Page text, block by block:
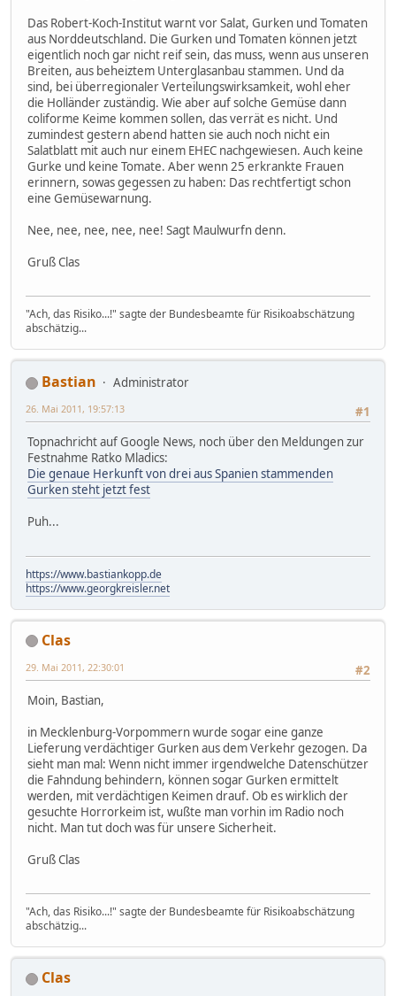
Das Robert-Koch-Institut warnt vor Salat, Gurken und Tomaten
aus Norddeutschland. Die Gurken und Tomaten können jetzt
eigentlich noch gar nicht reif sein, das muss, wenn aus unseren
Breiten, aus beheiztem Unterglasanbau stammen. Und da
sind, bei überregionaler Verteilungswirksamkeit, wohl eher
die Holländer zuständig. Wie aber auf solche Gemüse dann
coliforme Keime kommen sollen, das verrät es nicht. Und
zumindest gestern abend hatten sie auch noch nicht ein
Salatblatt mit auch nur einem EHEC nachgewiesen. Auch keine
Gurke und keine Tomate. Aber wenn 25 erkrankte Frauen
erinnern, sowas gegessen zu haben: Das rechtfertigt schon
eine Gemüsewarnung.
Nee, nee, nee, nee, nee! Sagt Maulwurfn denn.
Gruß Clas
"Ach, das Risiko...!" sagte der Bundesbeamte für Risikoabschätzung
abschätzig...
Bastian
Administrator
#1
26. Mai 2011, 19:57:13
Topnachricht auf Google News, noch über den Meldungen zur
Festnahme Ratko Mladics:
Die genaue Herkunft von drei aus Spanien stammenden
Gurken steht jetzt fest
Puh...
https://www.bastiankopp.de
https://www.georgkreisler.net
Clas
#2
29. Mai 2011, 22:30:01
Moin, Bastian,
in Mecklenburg-Vorpommern wurde sogar eine ganze
Lieferung verdächtiger Gurken aus dem Verkehr gezogen. Da
sieht man mal: Wenn nicht immer irgendwelche Datenschützer
die Fahndung behindern, können sogar Gurken ermittelt
werden, mit verdächtigen Keimen drauf. Ob es wirklich der
gesuchte Horrorkeim ist, wußte man vorhin im Radio noch
nicht. Man tut doch was für unsere Sicherheit.
Gruß Clas
"Ach, das Risiko...!" sagte der Bundesbeamte für Risikoabschätzung
abschätzig...
Clas